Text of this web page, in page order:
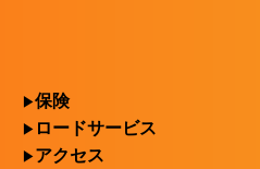
保険
ロードサービス
アクセス